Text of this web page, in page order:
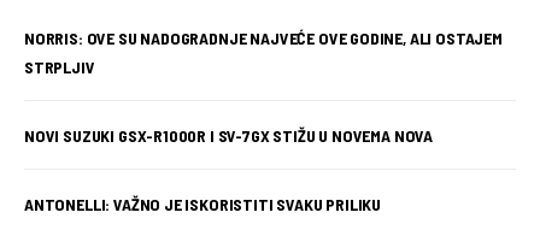
NORRIS: OVE SU NADOGRADNJE NAJVEĆE OVE GODINE, ALI OSTAJEM
STRPLJIV
NOVI SUZUKI GSX-R1000R I SV-7GX STIŽU U NOVEMA NOVA
ANTONELLI: VAŽNO JE ISKORISTITI SVAKU PRILIKU